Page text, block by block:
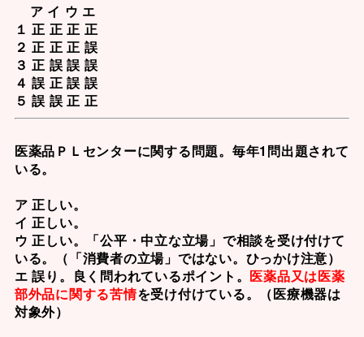
ア イ ウ エ
１ 正 正 正 正
２ 正 正 正 誤
３ 正 誤 誤 誤
４ 誤 正 誤 誤
５ 誤 誤 正 正
医薬品ＰＬセンターに関する問題。毎年1問出題されて
いる。
ア 正しい。
イ 正しい。
ウ 正しい。「公平・中立な立場」で相談を受け付けて
いる。（「消費者の立場」ではない。ひっかけ注意）
エ 誤り。良く問われているポイント。 医薬品又は医薬
部外品に関する苦情を受け付けている。（医療機器は
対象外）